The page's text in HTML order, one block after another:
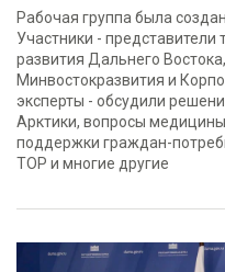
Рабочая группа была
Участники -
развития Дальнего
Минвостокразвития и
эксперты - обсудили
Арктики, вопросы
поддержки граждан-
ТОР и многие другие